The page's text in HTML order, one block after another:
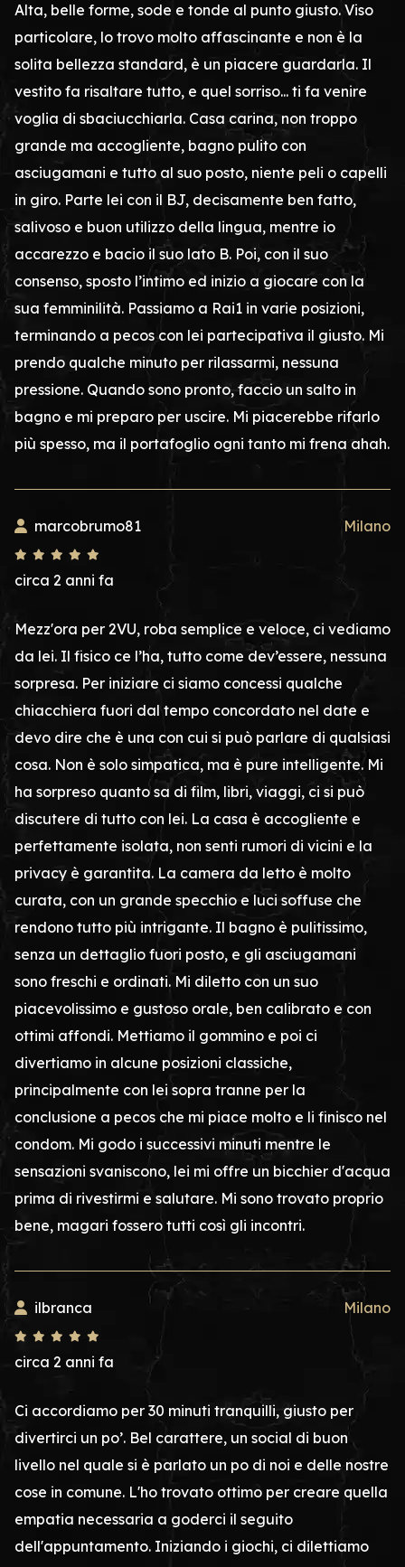
Alta, belle forme, sode e tonde al punto giusto. Viso
particolare, lo trovo molto affascinante e non è la
solita bellezza standard, è un piacere guardarla. Il
vestito fa risaltare tutto, e quel sorriso... ti fa venire
voglia di sbaciucchiarla. Casa carina, non troppo
grande ma accogliente, bagno pulito con
asciugamani e tutto al suo posto, niente peli o capelli
in giro. Parte lei con il BJ, decisamente ben fatto,
salivoso e buon utilizzo della lingua, mentre io
accarezzo e bacio il suo lato B. Poi, con il suo
consenso, sposto l’intimo ed inizio a giocare con la
sua femminilità. Passiamo a Rai1 in varie posizioni,
terminando a pecos con lei partecipativa il giusto. Mi
prendo qualche minuto per rilassarmi, nessuna
pressione. Quando sono pronto, faccio un salto in
bagno e mi preparo per uscire. Mi piacerebbe rifarlo
più spesso, ma il portafoglio ogni tanto mi frena ahah.
marcobrumo81
circa 2 anni fa
Milano
Mezz'ora per 2VU, roba semplice e veloce, ci vediamo
da lei. Il fisico ce l’ha, tutto come dev’essere, nessuna
sorpresa. Per iniziare ci siamo concessi qualche
chiacchiera fuori dal tempo concordato nel date e
devo dire che è una con cui si può parlare di qualsiasi
cosa. Non è solo simpatica, ma è pure intelligente. Mi
ha sorpreso quanto sa di film, libri, viaggi, ci si può
discutere di tutto con lei. La casa è accogliente e
perfettamente isolata, non senti rumori di vicini e la
privacy è garantita. La camera da letto è molto
curata, con un grande specchio e luci soffuse che
rendono tutto più intrigante. Il bagno è pulitissimo,
senza un dettaglio fuori posto, e gli asciugamani
sono freschi e ordinati. Mi diletto con un suo
piacevolissimo e gustoso orale, ben calibrato e con
ottimi affondi. Mettiamo il gommino e poi ci
divertiamo in alcune posizioni classiche,
principalmente con lei sopra tranne per la
conclusione a pecos che mi piace molto e li finisco nel
condom. Mi godo i successivi minuti mentre le
sensazioni svaniscono, lei mi offre un bicchier d'acqua
prima di rivestirmi e salutare. Mi sono trovato proprio
bene, magari fossero tutti così gli incontri.
ilbranca
circa 2 anni fa
Milano
Ci accordiamo per 30 minuti tranquilli, giusto per
divertirci un po’. Bel carattere, un social di buon
livello nel quale si è parlato un po di noi e delle nostre
cose in comune. L'ho trovato ottimo per creare quella
empatia necessaria a goderci il seguito
dell'appuntamento. Iniziando i giochi, ci dilettiamo